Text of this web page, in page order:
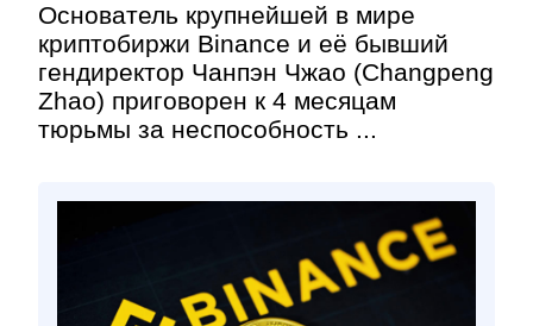
Основатель крупнейшей в мире
криптобиржи Binance и её бывший
гендиректор Чанпэн Чжао (Changpeng
Zhao) приговорен к 4 месяцам
тюрьмы за неспособность ...